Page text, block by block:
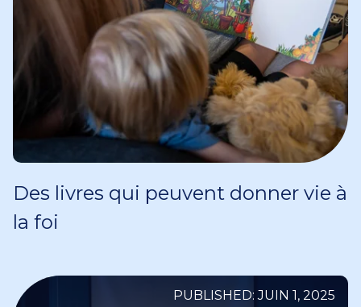
Des livres qui peuvent donner vie à
la foi
PUBLISHED: JUIN 1, 2025